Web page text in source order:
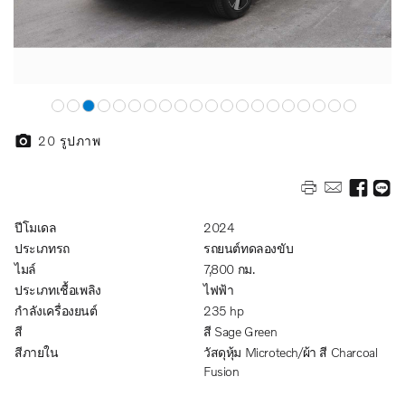
20 รูปภาพ
ปีโมเดล
2024
ประเภทรถ
รถยนต์ทดลองขับ
ไมล์
7,800 กม.
ประเภทเชื้อเพลิง
ไฟฟ้า
กำลังเครื่องยนต์
235 hp
สี
สี Sage Green
สีภายใน
วัสดุหุ้ม Microtech/ผ้า สี Charcoal
Fusion